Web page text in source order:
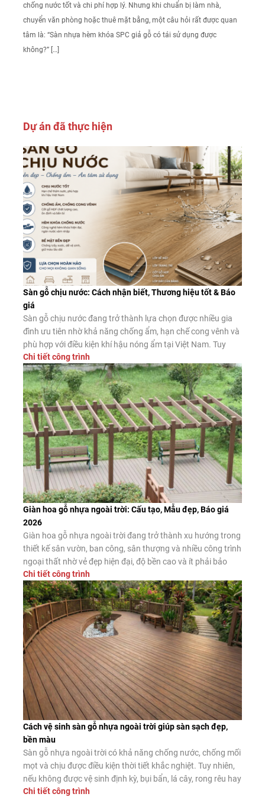
chống nước tốt và chi phí hợp lý. Nhưng khi chuẩn bị làm nhà,
chuyển văn phòng hoặc thuê mặt bằng, một câu hỏi rất được quan
tâm là: “Sàn nhựa hèm khóa SPC giả gỗ có tái sử dụng được
không?” […]
Dự án đã thực hiện
Sàn gỗ chịu nước: Cách nhận biết, Thương hiệu tốt & Báo
giá
Sàn gỗ chịu nước đang trở thành lựa chọn được nhiều gia
đình ưu tiên nhờ khả năng chống ẩm, hạn chế cong vênh và
phù hợp với điều kiện khí hậu nóng ẩm tại Việt Nam. Tuy
nhiên, không phải sản phẩm nào được quảng cáo là “chịu
nước” cũng có chất lượng như […]
Chi tiết công trình
Giàn hoa gỗ nhựa ngoài trời: Cấu tạo, Mẫu đẹp, Báo giá
2026
Giàn hoa gỗ nhựa ngoài trời đang trở thành xu hướng trong
thiết kế sân vườn, ban công, sân thượng và nhiều công trình
ngoại thất nhờ vẻ đẹp hiện đại, độ bền cao và ít phải bảo
dưỡng. Đây là giải pháp thay thế hiệu quả cho giàn hoa gỗ
tự nhiên và giàn […]
Chi tiết công trình
Cách vệ sinh sàn gỗ nhựa ngoài trời giúp sàn sạch đẹp,
bền màu
Sàn gỗ nhựa ngoài trời có khả năng chống nước, chống mối
mọt và chịu được điều kiện thời tiết khắc nghiệt. Tuy nhiên,
nếu không được vệ sinh định kỳ, bụi bẩn, lá cây, rong rêu hay
dầu mỡ vẫn có thể tích tụ trên bề mặt, làm giảm tính thẩm
Chi tiết công trình